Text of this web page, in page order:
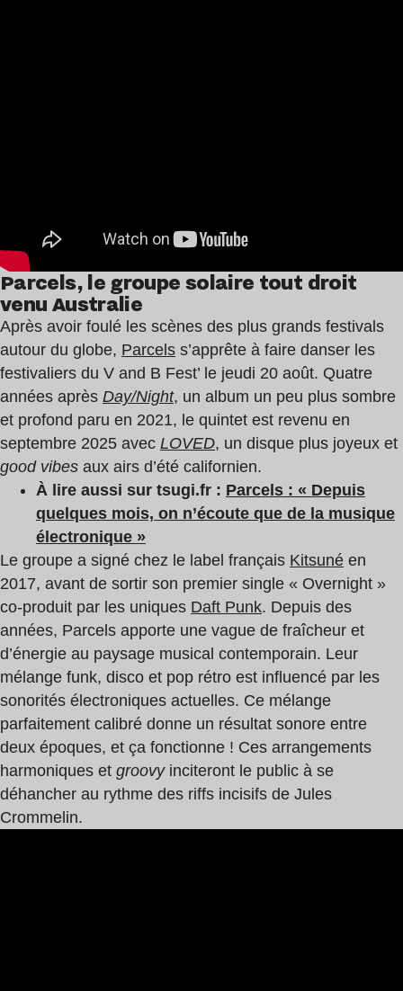
Parcels,le groupe solaire tout droit
venu Australie
Après avoir foulé les scènes des plus grands festivals
autour du globe, Parcels s’apprête à faire danser les
festivaliers du V and B Fest’ le jeudi 20 août. Quatre
années après Day/Night, un album un peu plus sombre
et profond paru en 2021, le quintet est revenu en
septembre 2025 avec LOVED, un disque plus joyeux et
good vibes aux airs d’été californien.
À lire aussi sur tsugi.fr : Parcels : « Depuis
quelques mois, on n’écoute que de la musique
électronique »
Le groupe a signé chez le label français Kitsuné en
2017, avant de sortir son premier single « Overnight »
co-produit par les uniques Daft Punk. Depuis des
années, Parcels apporte une vague de fraîcheur et
d’énergie au paysage musical contemporain. Leur
mélange funk, disco et pop rétro est influencé par les
sonorités électroniques actuelles. Ce mélange
parfaitement calibré donne un résultat sonore entre
deux époques, et ça fonctionne ! Ces arrangements
harmoniques et groovyinciteront le public à se
déhancher au rythme des riffs incisifs de Jules
Crommelin.